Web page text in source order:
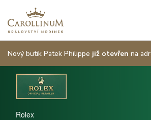
Nový butik Patek Philippe již otevřen na
Rolex